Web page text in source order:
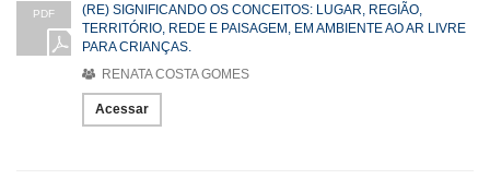
PDF
(RE) SIGNIFICANDO OS CONCEITOS: LUGAR, REGIÃO,
TERRITÓRIO, REDE E PAISAGEM, EM AMBIENTE AO AR LIVRE
PARA CRIANÇAS.
RENATA COSTA GOMES
Acessar